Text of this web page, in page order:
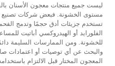
ليست جميع منتجات معجون الأسنان
مستوى الخشونة. فبعض شركات تصنيع
تستخدم جزيئات أدق حجمًا وتدمج
الفلورايد أو الهيدروكسي أباتيت
للخشونة. ومن الممارسات السليمة
والبحث عن أي توصيات أو اعتمادات
المعجون المختار قبل الالتزام